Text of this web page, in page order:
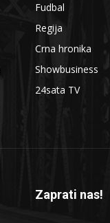
Fudbal
Regija
Crna hronika
Showbusiness
24sata TV
Zaprati nas!